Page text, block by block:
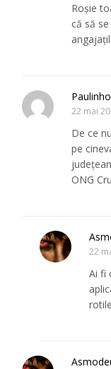
Roșie
că să
Paulinho
22 mai
De ce
pe
ONG
22
Ai fi